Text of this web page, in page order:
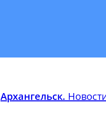
Архангельск.